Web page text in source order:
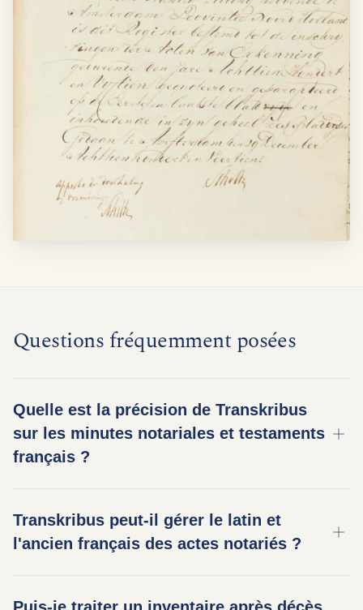
Questions fréquemment posées
Quelle est la précision de Transkribus
sur les minutes notariales et testaments
français ?
document et du modèle utilisé. Sur des minutes
notariales et testaments français bien conservés
Transkribus peut-il gérer le latin et
l'ancien français des actes notariés ?